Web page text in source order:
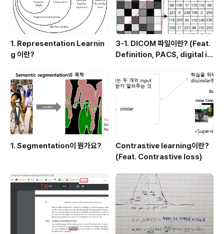
1. Representation Learnin
g 이란?
3-1. DICOM 파일이란? (Feat.
Definition, PACS, digital i
1. Segmentation이 뭔가요?
Contrastive learning이란?
(Feat. Contrastive loss)